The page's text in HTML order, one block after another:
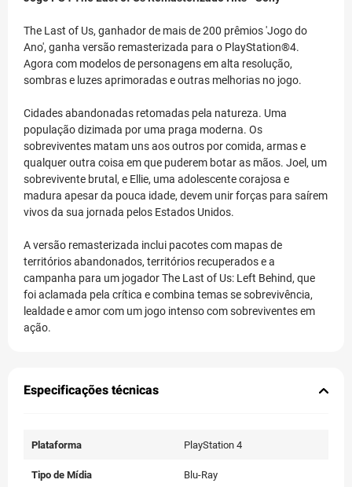
The Last of Us, ganhador de mais de 200 prêmios 'Jogo do
Ano', ganha versão remasterizada para o PlayStation®4.
Agora com modelos de personagens em alta resolução,
sombras e luzes aprimoradas e outras melhorias no jogo.
Cidades abandonadas retomadas pela natureza. Uma
população dizimada por uma praga moderna. Os
sobreviventes matam uns aos outros por comida, armas e
qualquer outra coisa em que puderem botar as mãos. Joel, um
sobrevivente brutal, e Ellie, uma adolescente corajosa e
madura apesar da pouca idade, devem unir forças para saírem
vivos da sua jornada pelos Estados Unidos.
A versão remasterizada inclui pacotes com mapas de
territórios abandonados, territórios recuperados e a
campanha para um jogador The Last of Us: Left Behind, que
foi aclamada pela crítica e combina temas se sobrevivência,
lealdade e amor com um jogo intenso com sobreviventes em
ação.
Especificações técnicas
Plataforma PlayStation 4
Tipo de Mídia Blu-Ray